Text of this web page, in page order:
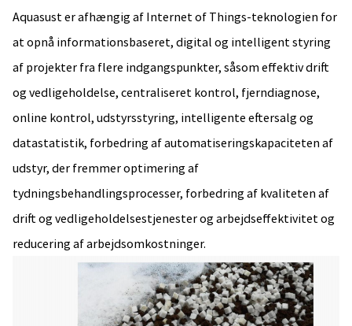
Aquasust er afhængig af Internet of Things-teknologien for
at opnå informationsbaseret, digital og intelligent styring
af projekter fra flere indgangspunkter, såsom effektiv drift
og vedligeholdelse, centraliseret kontrol, fjerndiagnose,
online kontrol, udstyrsstyring, intelligente eftersalg og
datastatistik, forbedring af automatiseringskapaciteten af ​​
udstyr, der fremmer optimering af
tydningsbehandlingsprocesser, forbedring af kvaliteten af ​​
drift og vedligeholdelsestjenester og arbejdseffektivitet og
reducering af arbejdsomkostninger.